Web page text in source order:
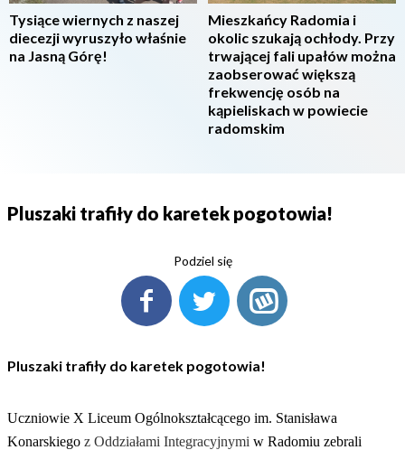
Tysiące wiernych z naszej
diecezji wyruszyło właśnie
na Jasną Górę!
Mieszkańcy Radomia i
okolic szukają ochłody. Przy
trwającej fali upałów można
zaobserować większą
frekwencję osób na
kąpieliskach w powiecie
radomskim
Pluszaki trafiły do karetek pogotowia!
Podziel się
Pluszaki trafiły do karetek pogotowia!
Uczniowie X Liceum Ogólnokształcącego im. Stanisława
Konarskiego z Oddziałami Integracyjnymi w Radomiu zebrali